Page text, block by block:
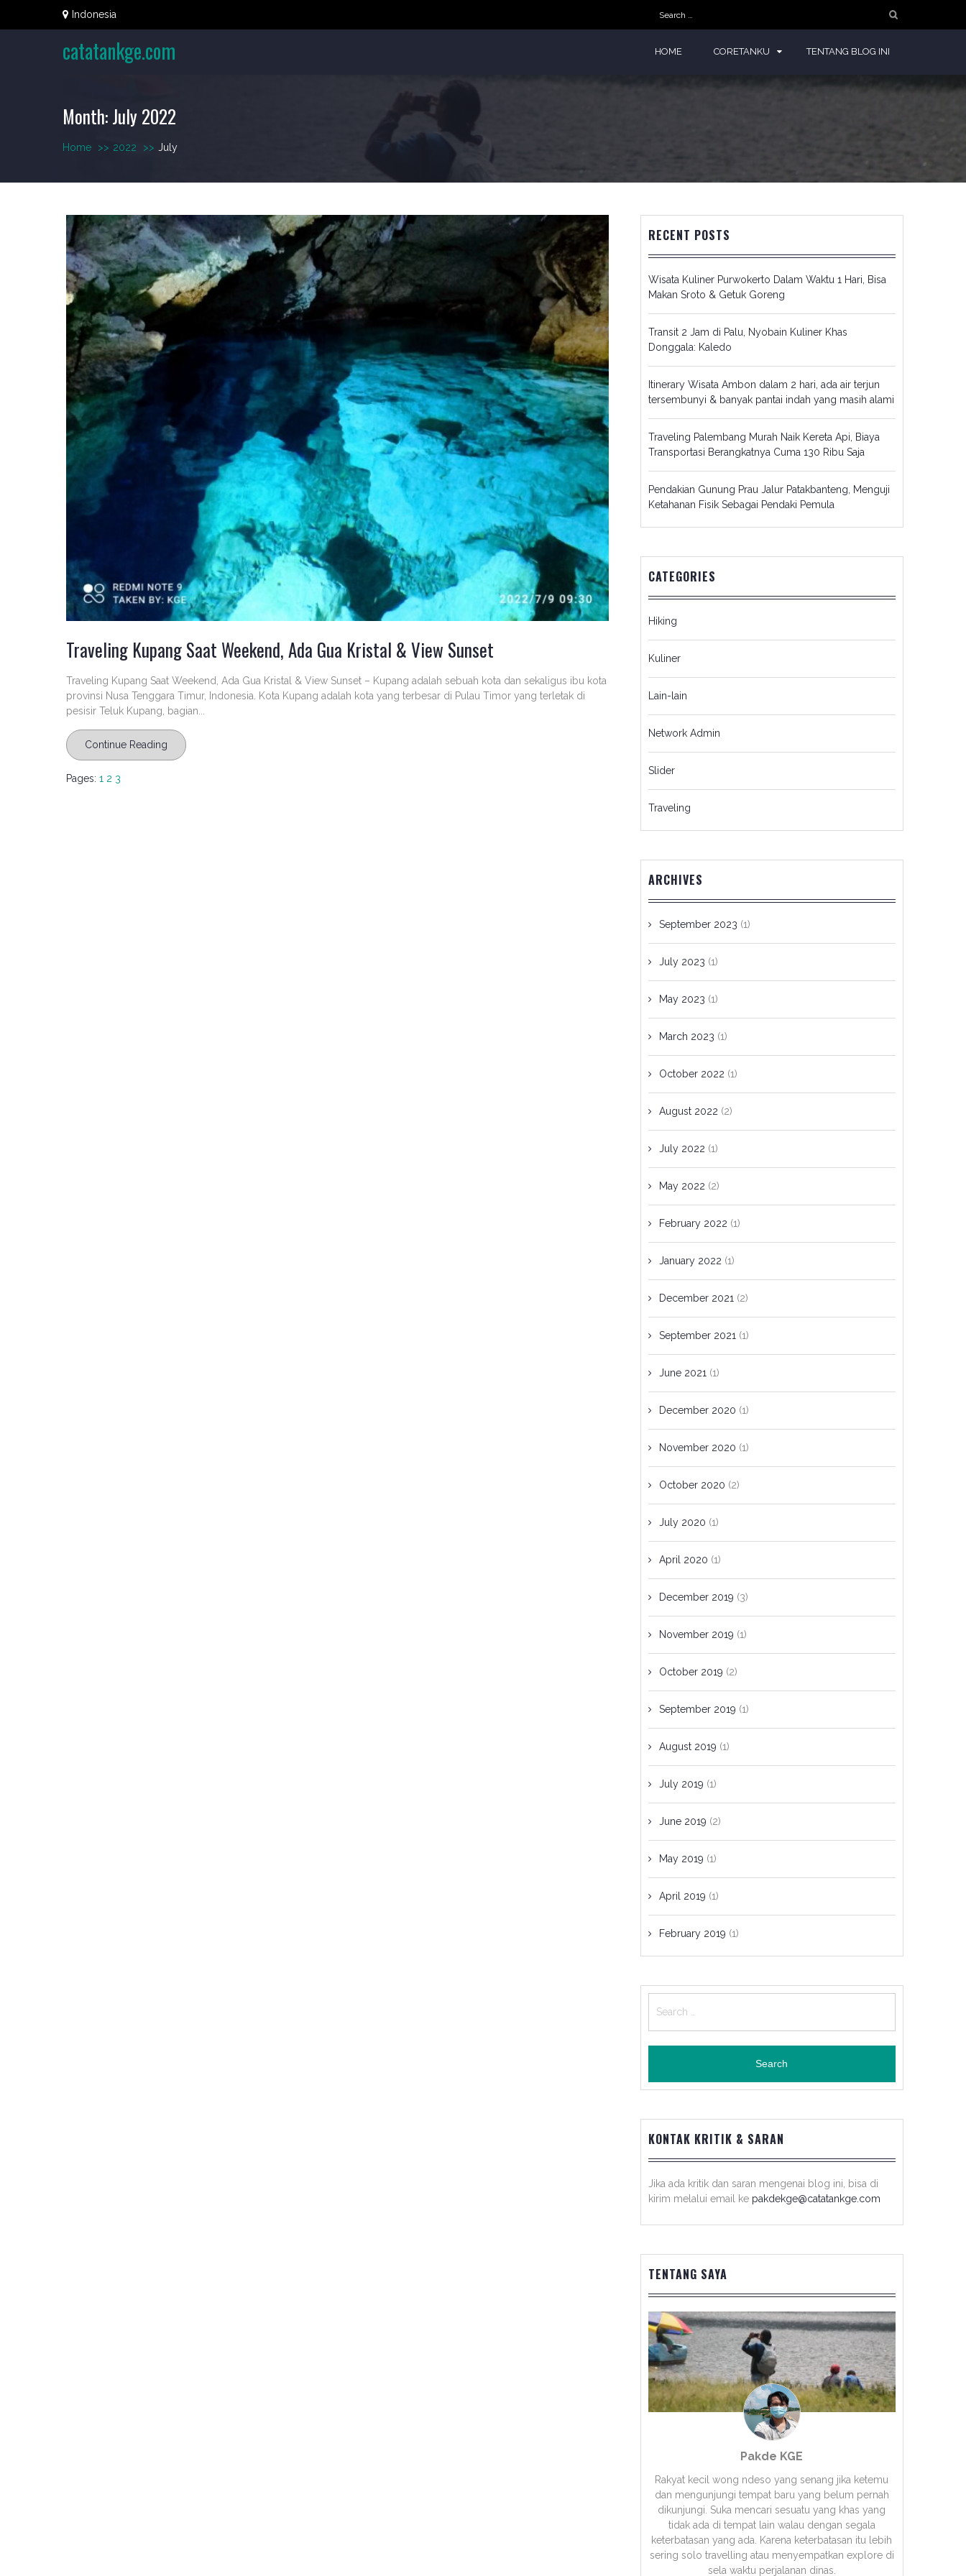
Indonesia
Search
for:
catatankge.com HOME CORETANKU TENTANG BLOG INI
Month:July 2022
Home >> 2022 >> July
Traveling Kupang Saat Weekend, Ada Gua Kristal & View Sunset
Traveling Kupang Saat Weekend, Ada Gua Kristal & View Sunset – Kupang adalah sebuah kota dan sekaligus ibu kota
provinsi Nusa Tenggara Timur, Indonesia. Kota Kupang adalah kota yang terbesar di Pulau Timor yang terletak di
pesisir Teluk Kupang, bagian...
Continue Reading
Pages: 1 2 3
RECENT POSTS
Wisata Kuliner Purwokerto Dalam Waktu 1 Hari, Bisa
Makan Sroto & Getuk Goreng
Transit 2 Jam di Palu, Nyobain Kuliner Khas
Donggala: Kaledo
Itinerary Wisata Ambon dalam 2 hari, ada air terjun
tersembunyi & banyak pantai indah yang masih alami
Traveling Palembang Murah Naik Kereta Api, Biaya
Transportasi Berangkatnya Cuma 130 Ribu Saja
Pendakian Gunung Prau Jalur Patakbanteng, Menguji
Ketahanan Fisik Sebagai Pendaki Pemula
CATEGORIES
Hiking
Kuliner
Lain-lain
Network Admin
Slider
Traveling
ARCHIVES
September 2023 (1)
July 2023 (1)
May 2023 (1)
March 2023 (1)
October 2022 (1)
August 2022 (2)
July 2022 (1)
May 2022 (2)
February 2022 (1)
January 2022 (1)
December 2021 (2)
September 2021 (1)
June 2021 (1)
December 2020 (1)
November 2020 (1)
October 2020 (2)
July 2020 (1)
April 2020 (1)
December 2019 (3)
November 2019 (1)
October 2019 (2)
September 2019 (1)
August 2019 (1)
July 2019 (1)
June 2019 (2)
May 2019 (1)
April 2019 (1)
February 2019 (1)
for:
KONTAK KRITIK & SARAN
Jika ada kritik dan saran mengenai blog ini, bisa di
kirim melalui email ke pakdekge@catatankge.com
TENTANG SAYA
Pakde KGE
Rakyat kecil wong ndeso yang senang jika ketemu
dan mengunjungi tempat baru yang belum pernah
dikunjungi. Suka mencari sesuatu yang khas yang
tidak ada di tempat lain walau dengan segala
keterbatasan yang ada. Karena keterbatasan itu lebih
sering solo travelling atau menyempatkan explore di
sela waktu perjalanan dinas.